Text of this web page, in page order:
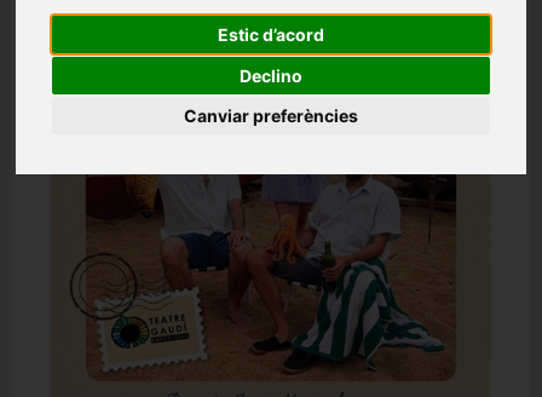
Estic d’acord
Declino
Canviar preferències